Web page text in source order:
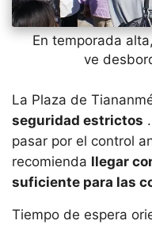
En temporada
ve
La Plaza de
seguridad estrictos
pasar por el control
recomienda llegar
suficiente para las
Tiempo de espera